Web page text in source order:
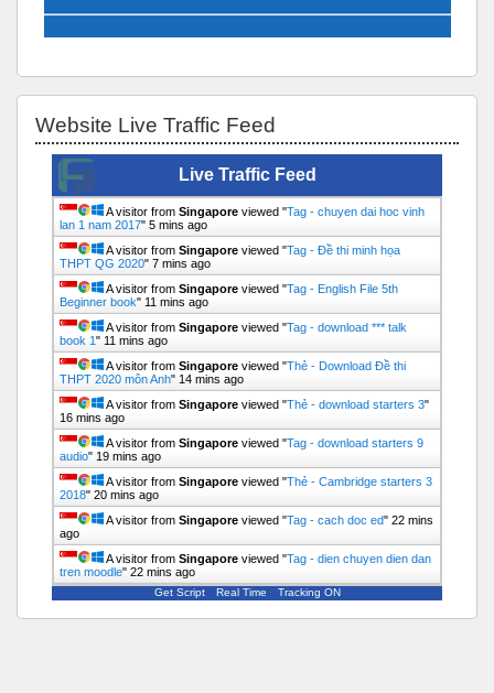
Website Live Traffic Feed
Live Traffic Feed
A visitor from Singapore viewed "Tag - chuyen dai hoc vinh
lan 1 nam 2017" 5 mins ago
A visitor from Singapore viewed "Tag - Đề thi minh họa
THPT QG 2020" 7 mins ago
A visitor from Singapore viewed "Tag - English File 5th
Beginner book" 11 mins ago
A visitor from Singapore viewed "Tag - download *** talk
book 1" 11 mins ago
A visitor from Singapore viewed "Thẻ - Download Đề thi
THPT 2020 môn Anh" 14 mins ago
A visitor from Singapore viewed "Thẻ - download starters 3"
16 mins ago
A visitor from Singapore viewed "Tag - download starters 9
audio" 19 mins ago
A visitor from Singapore viewed "Thẻ - Cambridge starters 3
2018" 20 mins ago
A visitor from Singapore viewed "Tag - cach doc ed" 22 mins
ago
A visitor from Singapore viewed "Tag - dien chuyen dien dan
tren moodle" 22 mins ago
Get Script Real Time Tracking ON